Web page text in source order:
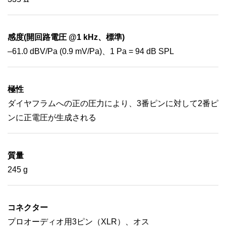
感度(開回路電圧 @1 kHz、標準)
–61.0 dBV/Pa (0.9 mV/Pa)、1 Pa = 94 dB SPL
極性
ダイヤフラムへの正の圧力により、3番ピンに対して2番ピ
ンに正電圧が生成される
質量
245 g
コネクター
プロオーディオ用3ピン（XLR）、オス